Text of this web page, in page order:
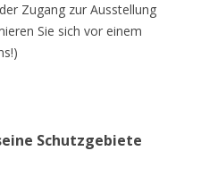
Zugang zur Ausstellung
Sie sich vor einem
Schutzgebiete